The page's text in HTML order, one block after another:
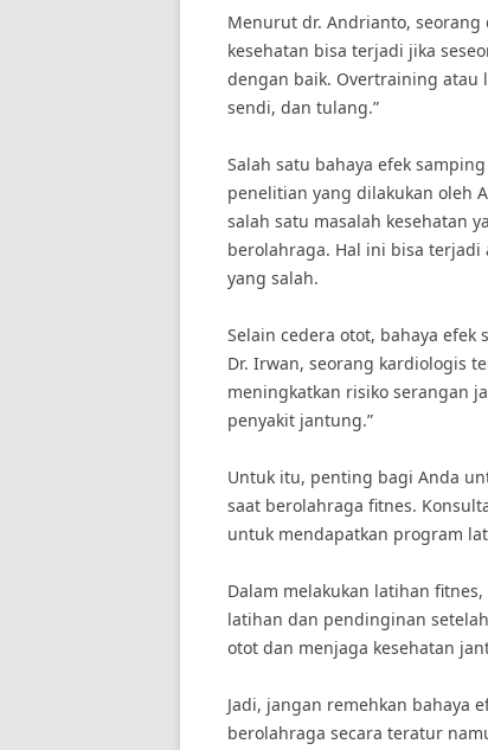
Menurut dr. Andrianto, seorang
kesehatan bisa terjadi jika
dengan baik. Overtraining atau
sendi, dan tulang.”
Salah satu bahaya efek
penelitian yang dilakukan oleh
salah satu masalah kesehatan
berolahraga. Hal ini bisa
yang salah.
Selain cedera otot, bahaya
Dr. Irwan, seorang kardiologis
meningkatkan risiko serangan
penyakit jantung.”
Untuk itu, penting bagi Anda
saat berolahraga fitnes.
untuk mendapatkan program
Dalam melakukan latihan
latihan dan pendinginan
otot dan menjaga kesehatan
Jadi, jangan remehkan bahaya
berolahraga secara teratur